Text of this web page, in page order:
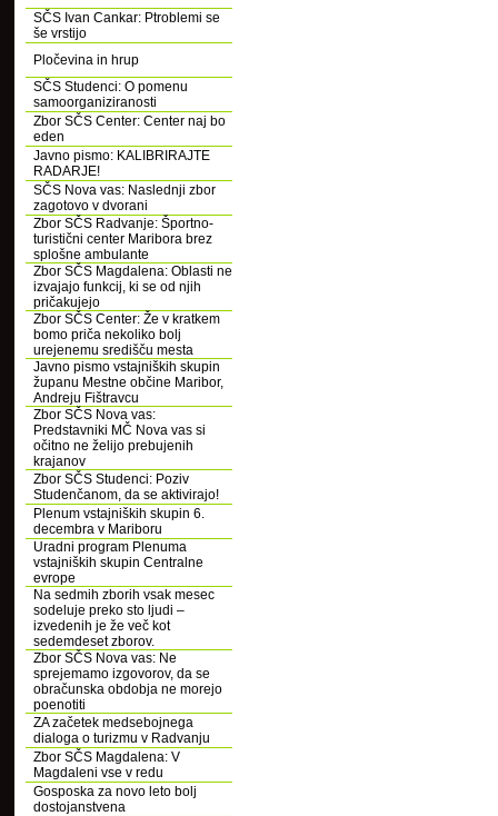
SČS Ivan Cankar: Ptroblemi se
še vrstijo
Pločevina in hrup
SČS Studenci: O pomenu
samoorganiziranosti
Zbor SČS Center: Center naj bo
eden
Javno pismo: KALIBRIRAJTE
RADARJE!
SČS Nova vas: Naslednji zbor
zagotovo v dvorani
Zbor SČS Radvanje: Športno-
turistični center Maribora brez
splošne ambulante
Zbor SČS Magdalena: Oblasti ne
izvajajo funkcij, ki se od njih
pričakujejo
Zbor SČS Center: Že v kratkem
bomo priča nekoliko bolj
urejenemu središču mesta
Javno pismo vstajniških skupin
županu Mestne občine Maribor,
Andreju Fištravcu
Zbor SČS Nova vas:
Predstavniki MČ Nova vas si
očitno ne želijo prebujenih
krajanov
Zbor SČS Studenci: Poziv
Studenčanom, da se aktivirajo!
Plenum vstajniških skupin 6.
decembra v Mariboru
Uradni program Plenuma
vstajniških skupin Centralne
evrope
Na sedmih zborih vsak mesec
sodeluje preko sto ljudi –
izvedenih je že več kot
sedemdeset zborov.
Zbor SČS Nova vas: Ne
sprejemamo izgovorov, da se
obračunska obdobja ne morejo
poenotiti
ZA začetek medsebojnega
dialoga o turizmu v Radvanju
Zbor SČS Magdalena: V
Magdaleni vse v redu
Gosposka za novo leto bolj
dostojanstvena